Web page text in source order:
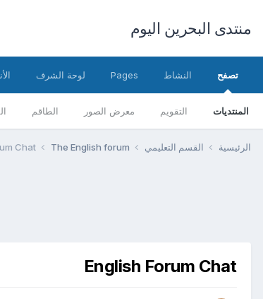
منتدى البحرين اليوم
تصفح
المنتديات التقويم معرض الصور الطاقم
النشاط Pages لوحة الشرف
الرئيسية القسم التعليمي The English forum
Chat
English Forum Chat